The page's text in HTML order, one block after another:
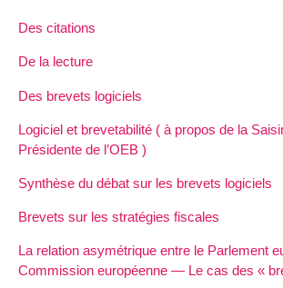
Des citations
De la lecture
Des brevets logiciels
Logiciel et brevetabilité ( à propos de la
Présidente de l’OEB )
Synthèse du débat sur les brevets logiciels
Brevets sur les stratégies fiscales
La relation asymétrique entre le Parlement
Commission européenne — Le cas des «